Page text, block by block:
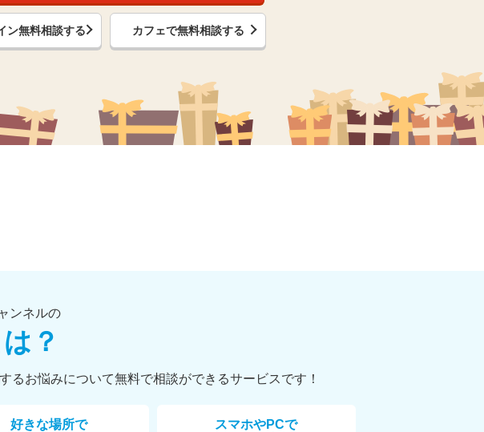
ン無料相談する カフェで無料相談する
ンネルの
？
お悩みについて無料で相談ができるサービスです！
好きな場所で
スマホやPCで